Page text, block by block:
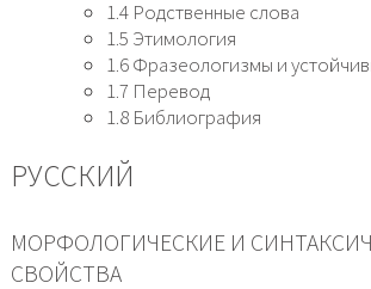
1.4 Родственные слова
1.5 Этимология
1.6 Фразеологизмы и
1.7 Перевод
1.8 Библиография
РУССКИЙ
МОРФОЛОГИЧЕСКИЕ И
СВОЙСТВА